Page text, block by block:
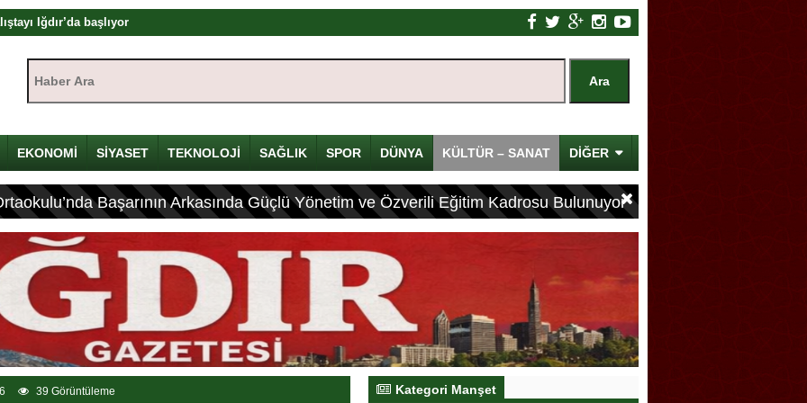
Iğdır’da başlıyor
Davulunu Kırdı
Mirası
4 Yaralı
EKONOMİ SİYASET TEKNOLOJİ SAĞLIK SPOR DÜNYA KÜLTÜR – SANAT DİĞER
Başarının Arkasında Güçlü Yönetim ve Özverili Eğitim Kadrosu Bulunuyor
39 Görüntüleme Kategori Manşet